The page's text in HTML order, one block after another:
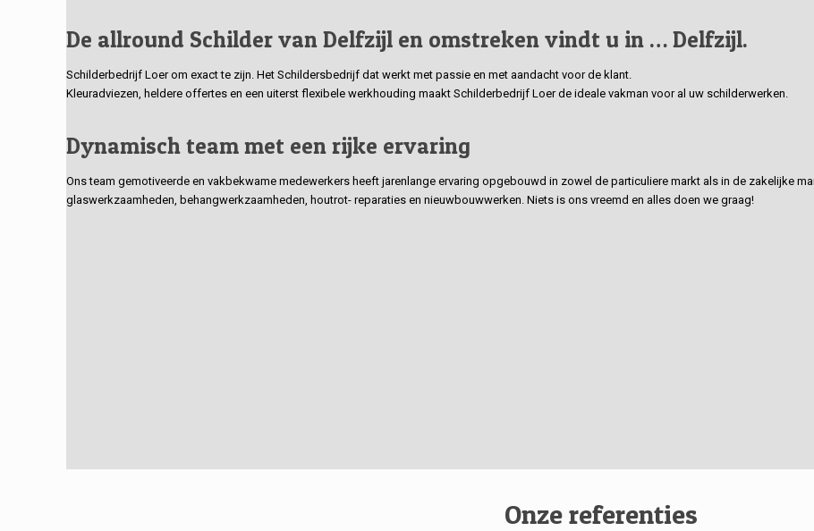
De allround Schilder van Delfzijl en omstreken vindt u in … Delfzijl.
Schilderbedrijf Loer om exact te zijn. Het Schildersbedrijf dat werkt met passie en met aandacht voor de klant.
Kleuradviezen, heldere offertes en een uiterst flexibele werkhouding maakt Schilderbedrijf Loer de ideale vakman voor al uw schilderwerken.
Dynamisch team met een rijke ervaring
Ons team gemotiveerde en vakbekwame medewerkers heeft jarenlange ervaring opgebouwd in zowel de particuliere markt als in de zakelijke
glaswerkzaamheden, behangwerkzaamheden, houtrot- reparaties en nieuwbouwwerken. Niets is ons vreemd en alles doen we graag!
Onze referenties